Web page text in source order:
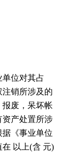
位对其占
销所涉及的
废，呆坏帐
产处置所涉
《事业单位
以上(含 元)